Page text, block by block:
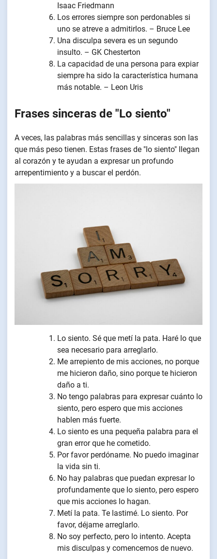
Isaac Friedmann
Los errores siempre son perdonables si
uno se atreve a admitirlos. – Bruce Lee
Una disculpa severa es un segundo
insulto. – GK Chesterton
La capacidad de una persona para expiar
siempre ha sido la característica humana
más notable. – Leon Uris
Frases sinceras de "Lo siento"
A veces, las palabras más sencillas y sinceras son las
que más peso tienen. Estas frases de "lo siento" llegan
al corazón y te ayudan a expresar un profundo
arrepentimiento y a buscar el perdón.
Lo siento. Sé que metí la pata. Haré lo que
sea necesario para arreglarlo.
Me arrepiento de mis acciones, no porque
me hicieron daño, sino porque te hicieron
daño a ti.
No tengo palabras para expresar cuánto lo
siento, pero espero que mis acciones
hablen más fuerte.
Lo siento es una pequeña palabra para el
gran error que he cometido.
Por favor perdóname. No puedo imaginar
la vida sin ti.
No hay palabras que puedan expresar lo
profundamente que lo siento, pero espero
que mis acciones lo hagan.
Metí la pata. Te lastimé. Lo siento. Por
favor, déjame arreglarlo.
No soy perfecto, pero lo intento. Acepta
mis disculpas y comencemos de nuevo.